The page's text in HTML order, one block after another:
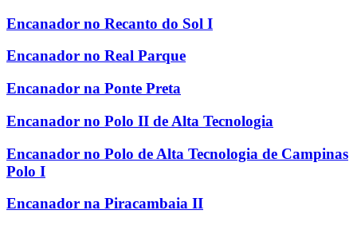
Encanador no Recanto do Sol I
Encanador no Real Parque
Encanador na Ponte Preta
Encanador no Polo II de Alta Tecnologia
Encanador no Polo de Alta Tecnologia de Campinas
Polo I
Encanador na Piracambaia II